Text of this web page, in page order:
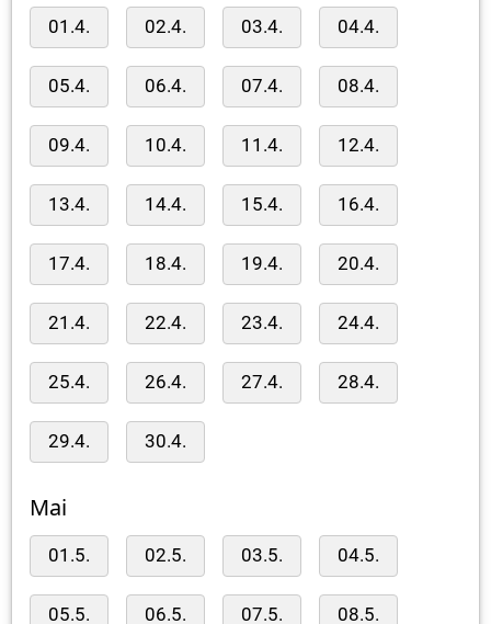
01.4. 02.4. 03.4. 04.4.
05.4. 06.4. 07.4. 08.4.
09.4. 10.4. 11.4. 12.4.
13.4. 14.4. 15.4. 16.4.
17.4. 18.4. 19.4. 20.4.
21.4. 22.4. 23.4. 24.4.
25.4. 26.4. 27.4. 28.4.
29.4. 30.4.
Mai
01.5. 02.5. 03.5. 04.5.
05.5. 06.5. 07.5. 08.5.